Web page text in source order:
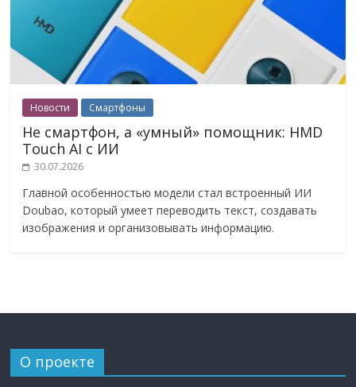
Новости Смартфоны
Не смартфон, а «умный» помощник: HMD
Touch AI с ИИ
30.07.2026
Главной особенностью модели стал встроенный ИИ
Doubao, который умеет переводить текст, создавать
изображения и организовывать информацию.
О проекте